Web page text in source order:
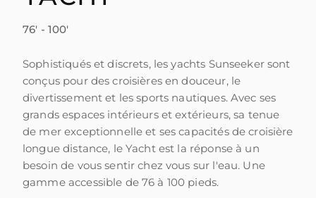
76' - 100'
Sophistiqués et discrets, les yachts Sunseeker sont
conçus pour des croisières en douceur, le
divertissement et les sports nautiques. Avec ses
grands espaces intérieurs et extérieurs, sa tenue
de mer exceptionnelle et ses capacités de croisière
longue distance, le Yacht est la réponse à un
besoin de vous sentir chez vous sur l'eau. Une
gamme accessible de 76 à 100 pieds.